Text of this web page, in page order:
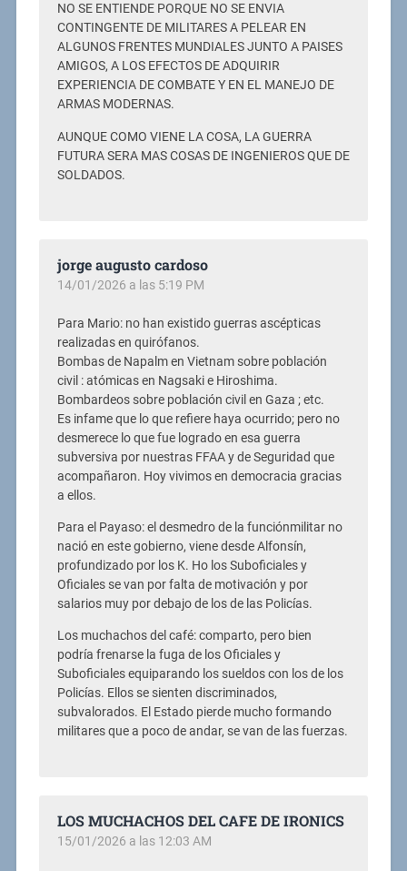
NO SE ENTIENDE PORQUE NO SE ENVIA
CONTINGENTE DE MILITARES A PELEAR EN
ALGUNOS FRENTES MUNDIALES JUNTO A PAISES
AMIGOS, A LOS EFECTOS DE ADQUIRIR
EXPERIENCIA DE COMBATE Y EN EL MANEJO DE
ARMAS MODERNAS.
AUNQUE COMO VIENE LA COSA, LA GUERRA
FUTURA SERA MAS COSAS DE INGENIEROS QUE DE
SOLDADOS.
jorge augusto cardoso
14/01/2026 a las 5:19 PM
Para Mario: no han existido guerras ascépticas
realizadas en quirófanos.
Bombas de Napalm en Vietnam sobre población
civil : atómicas en Nagsaki e Hiroshima.
Bombardeos sobre población civil en Gaza ; etc.
Es infame que lo que refiere haya ocurrido; pero no
desmerece lo que fue logrado en esa guerra
subversiva por nuestras FFAA y de Seguridad que
acompañaron. Hoy vivimos en democracia gracias
a ellos.
Para el Payaso: el desmedro de la funciónmilitar no
nació en este gobierno, viene desde Alfonsín,
profundizado por los K. Ho los Suboficiales y
Oficiales se van por falta de motivación y por
salarios muy por debajo de los de las Policías.
Los muchachos del café: comparto, pero bien
podría frenarse la fuga de los Oficiales y
Suboficiales equiparando los sueldos con los de los
Policías. Ellos se sienten discriminados,
subvalorados. El Estado pierde mucho formando
militares que a poco de andar, se van de las fuerzas.
LOS MUCHACHOS DEL CAFE DE IRONICS
15/01/2026 a las 12:03 AM